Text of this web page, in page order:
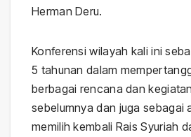
Herman Deru.
Konferensi wilayah kali ini
5 tahunan dalam
berbagai rencana dan
sebelumnya dan juga sebagai
memilih kembali Rais Syuriah